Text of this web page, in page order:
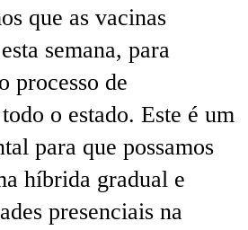
que as vacinas
semana, para
processo de
o estado. Este é um
para que possamos
híbrida gradual e
presenciais na